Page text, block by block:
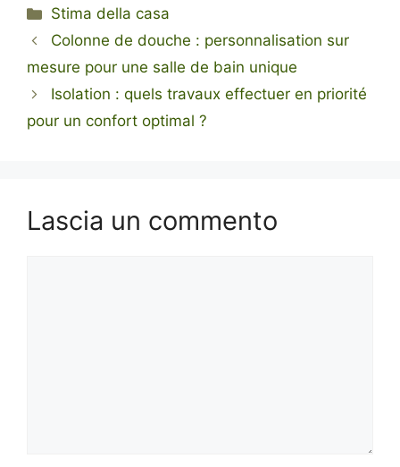
Categorie
Stima della casa
Colonne de douche : personnalisation sur
mesure pour une salle de bain unique
Isolation : quels travaux effectuer en priorité
pour un confort optimal ?
Lascia un commento